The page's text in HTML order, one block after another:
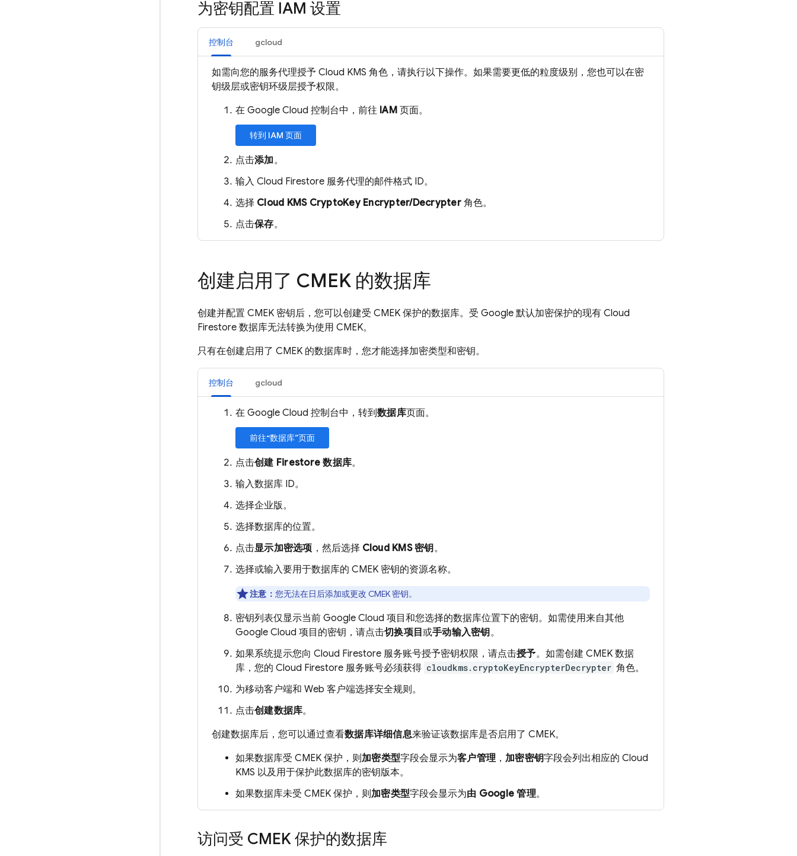
为密钥配置 IAM 设置
控制台 gcloud
如需向您的服务代理授予 Cloud KMS 角色，请执行以下操作。如果需要更低的粒度级别，您也可以在密
钥级层或密钥环级层授予权限。
在 Google Cloud 控制台中，前往 IAM页面。
转到 IAM 页面
点击添加。
输入 Cloud Firestore 服务代理的邮件格式 ID。
选择 Cloud KMS CryptoKey Encrypter/Decrypter角色。
点击保存。
创建启用了 CMEK 的数据库
创建并配置 CMEK 密钥后，您可以创建受 CMEK 保护的数据库。受 Google 默认加密保护的现有 Cloud
Firestore 数据库无法转换为使用 CMEK。
只有在创建启用了 CMEK 的数据库时，您才能选择加密类型和密钥。
控制台 gcloud
在 Google Cloud 控制台中，转到数据库页面。
前往“数据库”页面
点击创建 Firestore 数据库。
输入数据库 ID。
选择企业版。
选择数据库的位置。
点击显示加密选项 ，然后选择 Cloud KMS 密钥。
选择或输入要用于数据库的 CMEK 密钥的资源名称。
注意： 您无法在日后添加或更改 CMEK 密钥。
密钥列表仅显示当前 Google Cloud 项目和您选择的数据库位置下的密钥。如需使用来自其他
Google Cloud 项目的密钥，请点击切换项目 或手动输入密钥。
如果系统提示您向 Cloud Firestore 服务账号授予密钥权限，请点击授予。如需创建 CMEK 数据
库，您的 Cloud Firestore 服务账号必须获得 cloudkms.cryptoKeyEncrypterDecrypter 角色。
为移动客户端和 Web 客户端选择安全规则。
点击创建数据库。
创建数据库后，您可以通过查看数据库详细信息来验证该数据库是否启用了 CMEK。
如果数据库受 CMEK 保护，则加密类型字段会显示为客户管理， 加密密钥字段会列出相应的 Cloud
KMS 以及用于保护此数据库的密钥版本。
如果数据库未受 CMEK 保护，则加密类型字段会显示为由 Google 管理。
访问受 CMEK 保护的数据库